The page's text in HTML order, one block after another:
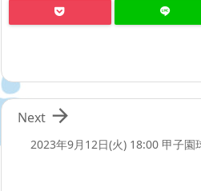
2023年9月12日(火) 18:00 甲子園

Next